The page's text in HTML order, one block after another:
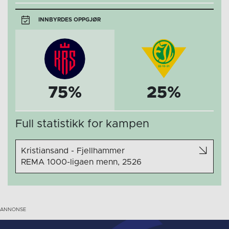
INNBYRDES OPPGJØR
75% 25%
Full statistikk for kampen
Kristiansand - Fjellhammer
REMA 1000-ligaen menn, 2526